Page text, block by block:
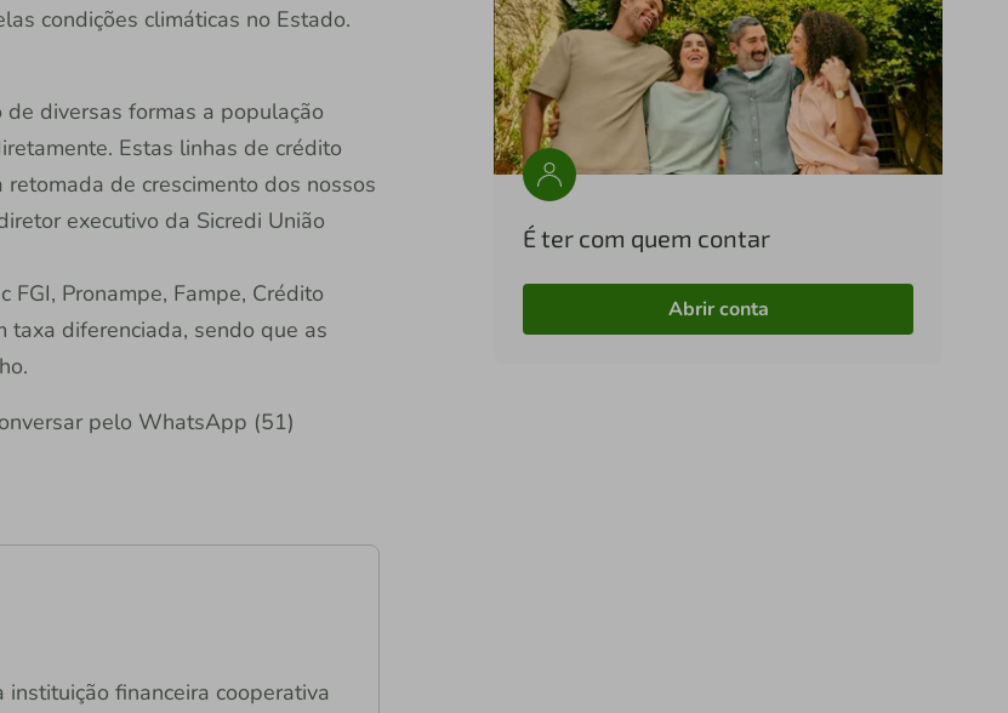
condições climáticas no Estado.
diversas formas a população
Estas linhas de crédito
de crescimento dos nossos
executivo da Sicredi União
FGI, Pronampe, Fampe, Crédito
taxa diferenciada, sendo que as
pelo WhatsApp (51)
financeira cooperativa
É ter com quem contar
Abrir conta